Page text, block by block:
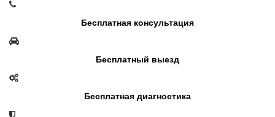
Бесплатная консультация
Бесплатный выезд
Бесплатная диагностика